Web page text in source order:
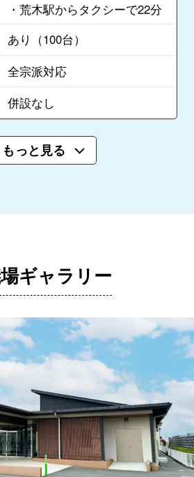
・荒木駅からタクシーで22分
あり（100台）
全宗派対応
併設なし
もっと見る
ギャラリー